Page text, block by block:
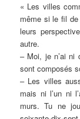
« Les villes
même si le fil
leurs
autre.
– Moi, je n’ai ni
sont composés
– Les villes
mais ni l’un ni
murs. Tu ne